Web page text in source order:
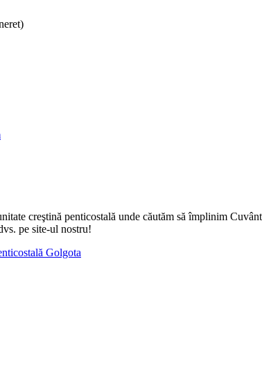
creştină penticostală unde căutăm să împlinim
pe site-ul nostru!
Golgota